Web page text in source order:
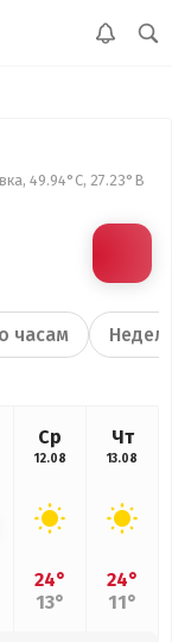
49.94°С, 27.23°В
часам
Ср
12.08
24°
13°
Чт
13.08
24°
11°